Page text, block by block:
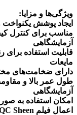
ویژگی‌ها و مزایا:
ایجاد پوشش
مناسب برای کنترل
آزمایشگاهی
قابلیت استفاده
مایعات
دارای ضخامت‌های
طول عمر بالا و
آزمایشگاهی
امکان استفاده به
اعمال فیلم TQC Sheen